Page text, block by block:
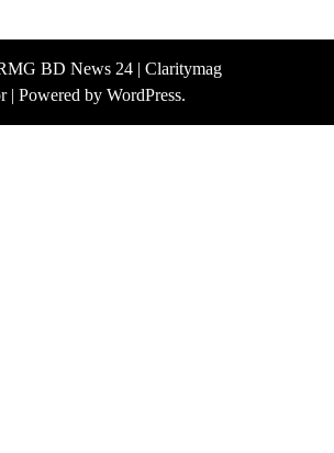
BD News 24 | Claritymag
| Powered by WordPress.